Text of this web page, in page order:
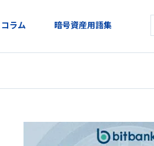
コラム 暗号資産用語集